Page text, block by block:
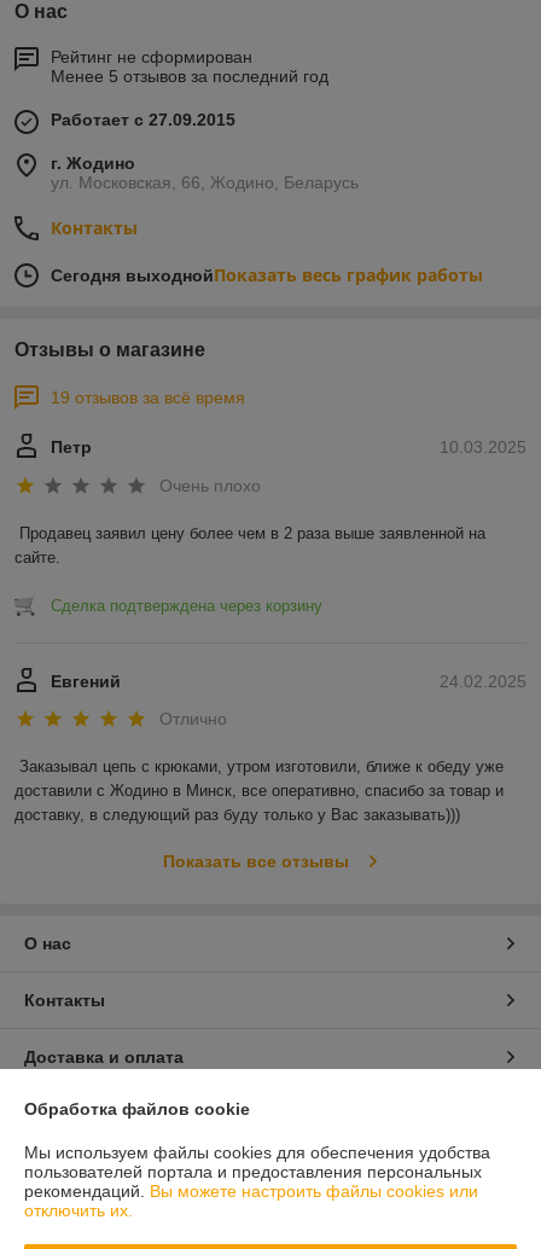
О нас
Рейтинг не сформирован
Менее 5 отзывов за последний год
Работает с 27.09.2015
г. Жодино
ул. Московская, 66, Жодино, Беларусь
Контакты
Сегодня выходнойПоказать весь график работы
Отзывы о магазине
19 отзывов за всё время
10.03.2025
Петр
Очень плохо
Продавец заявил цену более чем в 2 раза выше заявленной на
сайте.
Сделка подтверждена через корзину
24.02.2025
Евгений
Отлично
Заказывал цепь с крюками, утром изготовили, ближе к обеду уже
доставили с Жодино в Минск, все оперативно, спасибо за товар и
доставку, в следующий раз буду только у Вас заказывать)))
Показать все отзывы
О нас
Контакты
Доставка и оплата
График работы
Полная версия сайта
Обработка файлов cookie
Мы используем файлы cookies для обеспечения удобства
пользователей портала и предоставления персональных
рекомендаций. Вы можете настроить файлы cookies или
отключить их.